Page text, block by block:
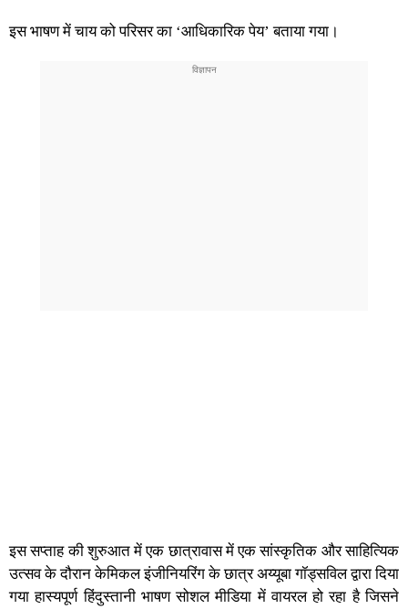
इस भाषण में चाय को परिसर का ‘आधिकारिक पेय’ बताया गया।
इस सप्ताह की शुरुआत में एक छात्रावास में एक सांस्कृतिक और साहित्यिक
उत्सव के दौरान केमिकल इंजीनियरिंग के छात्र अय्यूबा गॉड्सविल द्वारा दिया
गया हास्यपूर्ण हिंदुस्तानी भाषण सोशल मीडिया में वायरल हो रहा है जिसने